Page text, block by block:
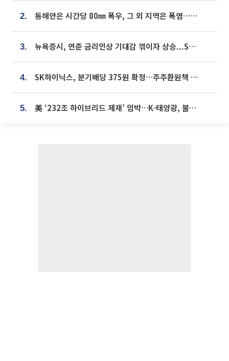
2. 동해안은 시간당 80㎜ 폭우, 그 외 지역은 폭염…‘극과 극 날씨’
3. 뉴욕증시, 연준 금리인상 기대감 꺾이자 상승...S&P500 사상 최고치 [종합]
4. SK하이닉스, 분기배당 375원 확정…주주환원책 9월로 앞당겨 발표
5. 美 ‘232조 하이브리드 제재’ 임박…K-태양광, 불확실성 털고 날개 다나